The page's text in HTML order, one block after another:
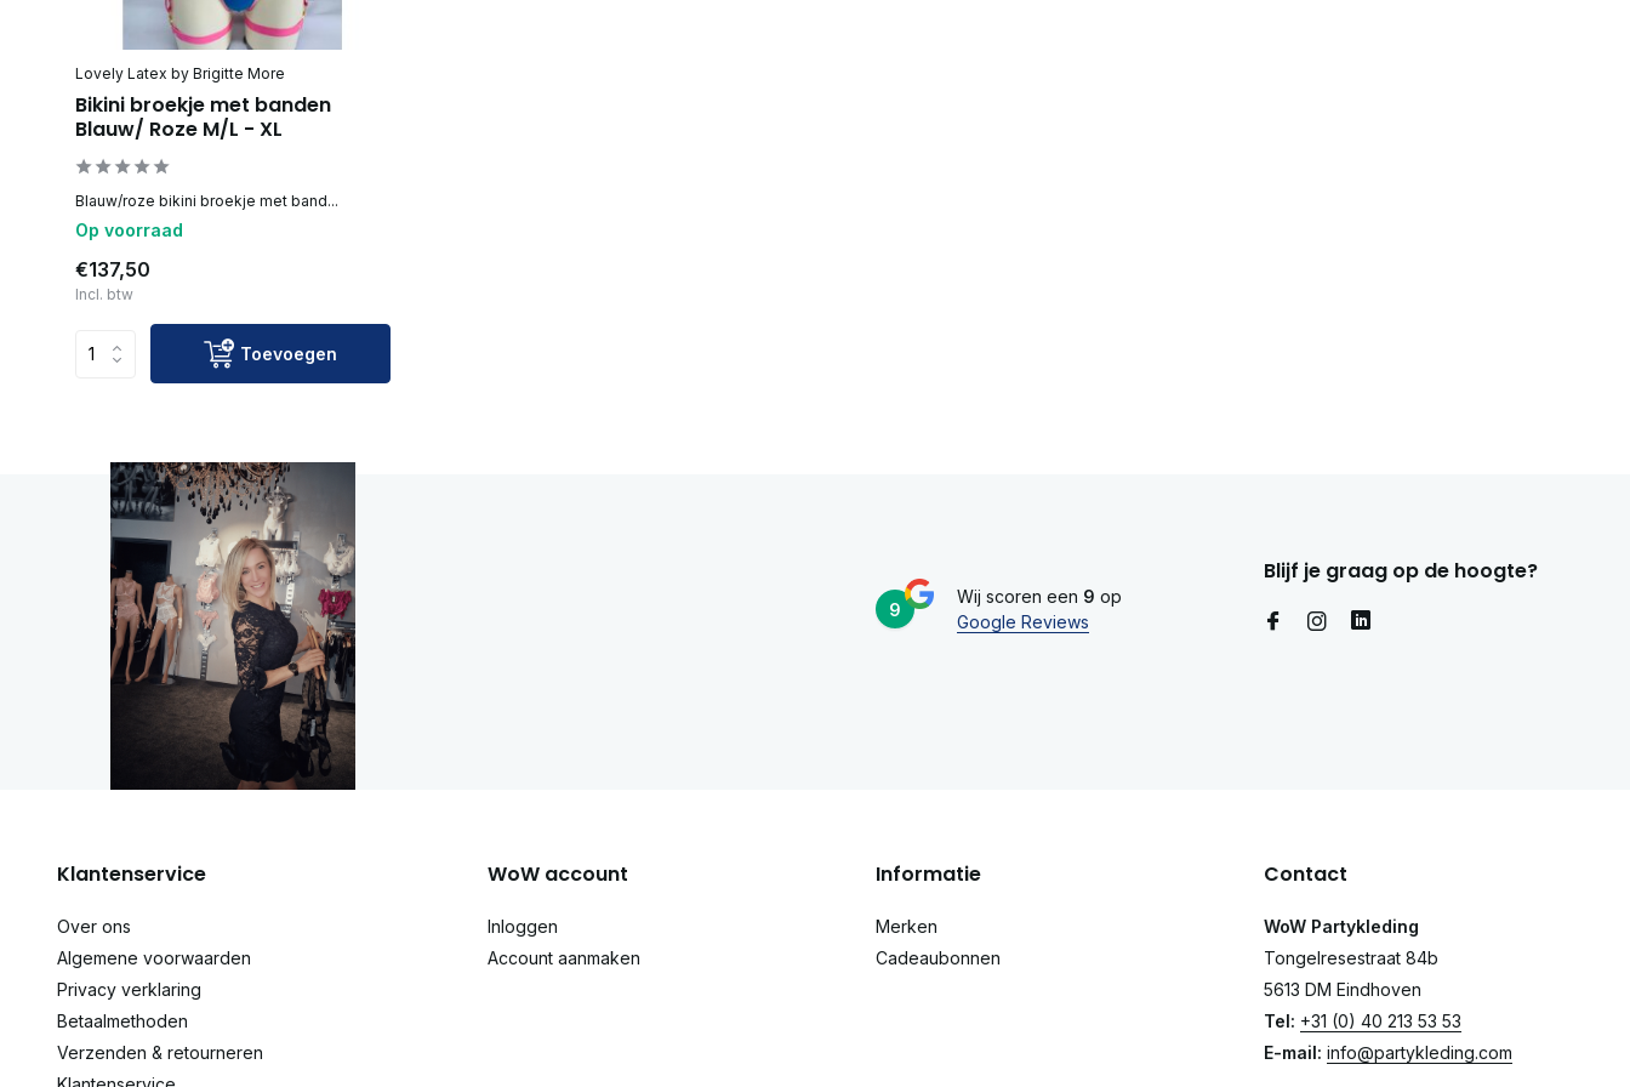
Lovely Latex by Brigitte More
Bikini broekje met banden
Blauw/ Roze M/L - XL
Blauw/roze bikini broekje met band...
Op voorraad
€137,50
Incl. btw
Toevoegen
9
Wij scoren een 9 op
Google Reviews
Blijf je graag op de hoogte?
Klantenservice
Over ons
Algemene voorwaarden
Privacy verklaring
Betaalmethoden
Verzenden & retourneren
WoW account
Inloggen
Account aanmaken
Informatie
Merken
Cadeaubonnen
Contact
WoW Partykleding
Tongelresestraat 84b
5613 DM Eindhoven
Tel: +31 (0) 40 213 53 53
E-mail: info@partykleding.com